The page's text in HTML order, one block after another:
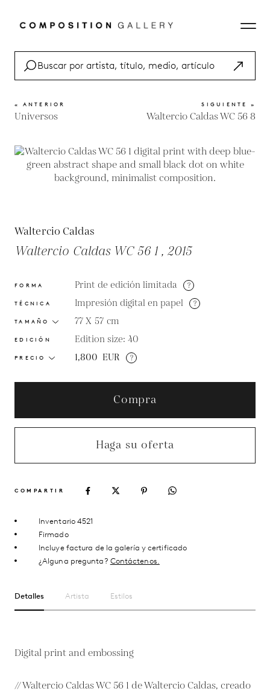
« ANTERIOR
Universos
SIGUIENTE »
Waltercio Caldas WC 56 8
Waltercio Caldas
Waltercio Caldas WC 56 1 , 2015
FORMA Print de edición limitada ?
TÉCNICA Impresión digital en papel ?
TAMAÑO 77 X 57 cm
EDICIÓN Edition size: 40
PRECIO 1,800 EUR ?
Compra
Haga su oferta
COMPARTIR
Inventario 4521
Firmado
Incluye factura de la galería y certificado
¿Alguna pregunta? Contáctenos.
Detalles Artista Estilos
Digital print and embossing
// Waltercio Caldas WC 56 1 de Waltercio Caldas, creado